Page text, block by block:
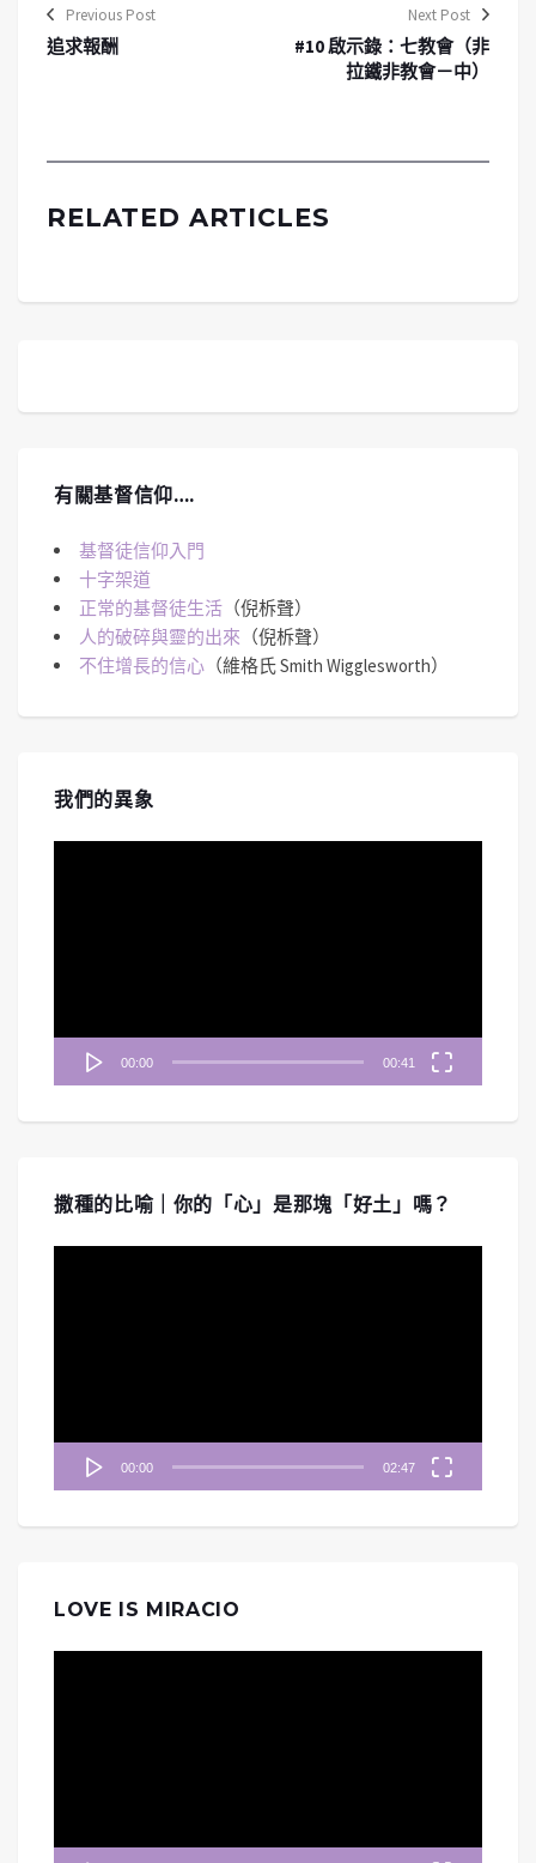
Previous Post
追求報酬
Next Post
#10 啟示錄：七教會（非
拉鐵非教會－中）
RELATED ARTICLES
有關基督信仰….
基督徒信仰入門
十字架道
正常的基督徒生活 （倪柝聲）
人的破碎與靈的出來 （倪柝聲）
不住增長的信心 （維格氏 Smith Wigglesworth）
我們的異象
00:00 00:41
撒種的比喻｜你的「心」是那塊「好土」嗎？
00:00 02:47
LOVE IS MIRACIO